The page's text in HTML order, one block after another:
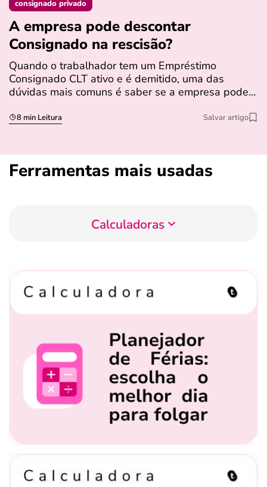
consignado privado
A empresa pode descontar
Consignado na rescisão​?
Quando o trabalhador tem um Empréstimo
Consignado CLT ativo e é demitido, uma das
dúvidas mais comuns é saber se a empresa pode…
8 min Leitura Salvar artigo
Ferramentas mais usadas
Calculadoras